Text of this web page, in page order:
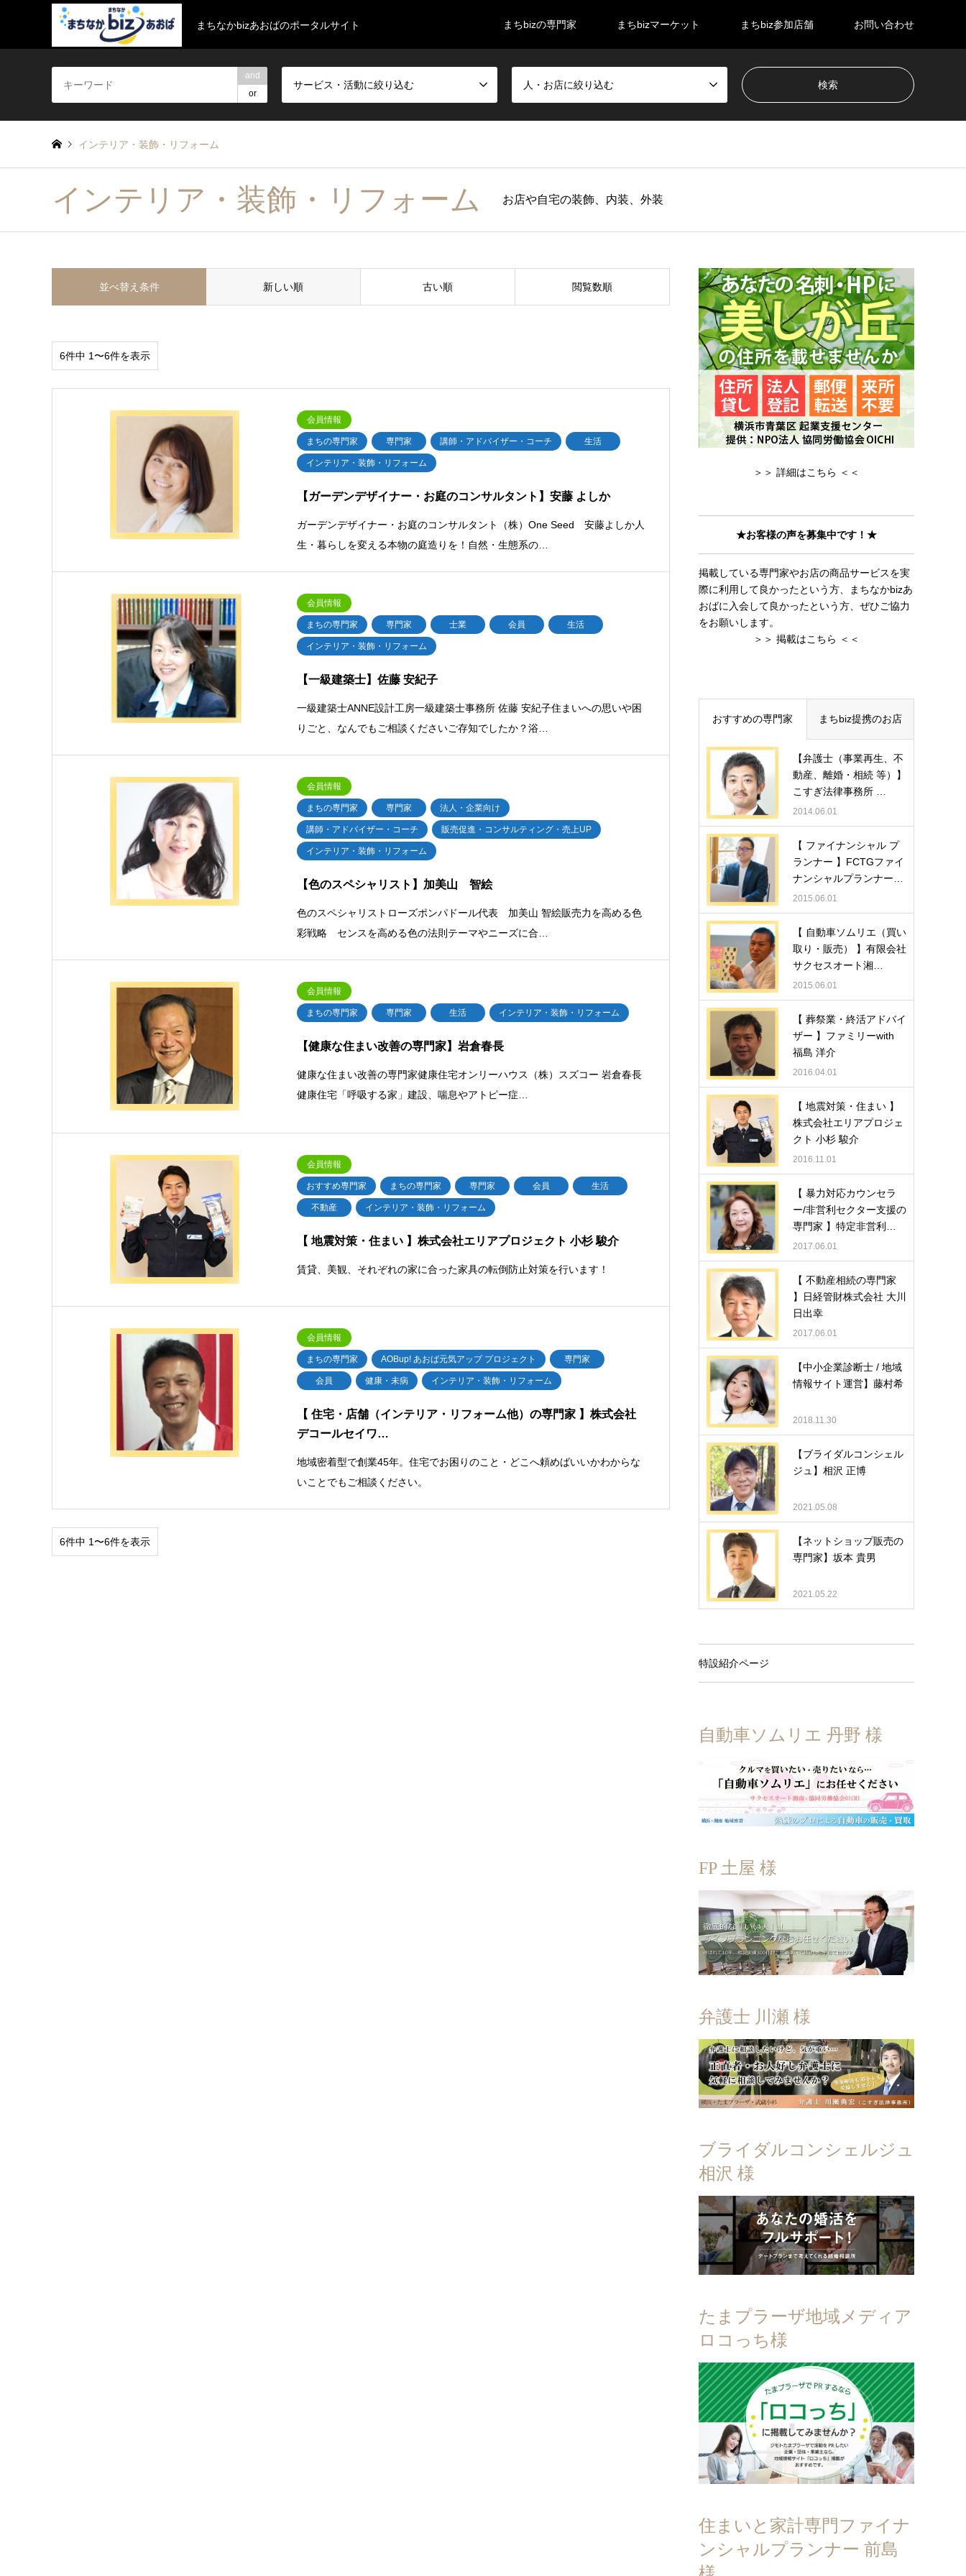
まちなかbizあおばのポータルサイト まちbizの専門家 まちbizマーケット まちbiz参加店舗 お問い合わせ
and
or
サービス・活動に絞り込む 人・お店に絞り込む
インテリア・装飾・リフォーム
インテリア・装飾・リフォーム お店や自宅の装飾、内装、外装
並べ替え条件 新しい順 古い順 閲覧数順
6件中 1〜6件を表示
会員情報
まちの専門家 専門家 講師・アドバイザー・コーチ 生活
インテリア・装飾・リフォーム
【ガーデンデザイナー・お庭のコンサルタント】安藤 よしか
ガーデンデザイナー・お庭のコンサルタント（株）One Seed 安藤よしか人
生・暮らしを変える本物の庭造りを！自然・生態系の…
会員情報
まちの専門家 専門家 士業 会員 生活
インテリア・装飾・リフォーム
【一級建築士】佐藤 安紀子
一級建築士ANNE設計工房一級建築士事務所 佐藤 安紀子住まいへの思いや困
りごと、なんでもご相談くださいご存知でしたか？浴…
会員情報
まちの専門家 専門家 法人・企業向け
講師・アドバイザー・コーチ 販売促進・コンサルティング・売上UP
インテリア・装飾・リフォーム
【色のスペシャリスト】加美山 智絵
色のスペシャリストローズポンパドール代表 加美山 智絵販売力を高める色
彩戦略 センスを高める色の法則テーマやニーズに合…
会員情報
まちの専門家 専門家 生活 インテリア・装飾・リフォーム
【健康な住まい改善の専門家】岩倉春長
健康な住まい改善の専門家健康住宅オンリーハウス（株）スズコー 岩倉春長
健康住宅「呼吸する家」建設、喘息やアトピー症…
会員情報
おすすめ専門家 まちの専門家 専門家 会員 生活
不動産 インテリア・装飾・リフォーム
【 地震対策・住まい 】株式会社エリアプロジェクト 小杉 駿介
賃貸、美観、それぞれの家に合った家具の転倒防止対策を行います！
会員情報
まちの専門家 AOBup! あおば元気アップ プロジェクト 専門家
会員 健康・未病 インテリア・装飾・リフォーム
【 住宅・店舗（インテリア・リフォーム他）の専門家 】株式会社
デコールセイワ…
地域密着型で創業45年。住宅でお困りのこと・どこへ頼めばいいかわからな
いことでもご相談ください。
6件中 1〜6件を表示
＞＞ 詳細はこちら ＜＜
★お客様の声を募集中です！★
掲載している専門家やお店の商品サービスを実
際に利用して良かったという方、まちなかbizあ
おばに入会して良かったという方、ぜひご協力
をお願いします。
＞＞ 掲載はこちら ＜＜
おすすめの専門家 まちbiz提携のお店
【弁護士（事業再生、不
動産、離婚・相続 等）】
こすぎ法律事務所 …
2014.06.01
【 ファイナンシャル プ
ランナー 】FCTGファイ
ナンシャルプランナー…
2015.06.01
【 自動車ソムリエ（買い
取り・販売） 】有限会社
サクセスオート湘…
2015.06.01
【 葬祭業・終活アドバイ
ザー 】ファミリーwith
福島 洋介
2016.04.01
【 地震対策・住まい 】
株式会社エリアプロジェ
クト 小杉 駿介
2016.11.01
【 暴力対応カウンセラ
ー/非営利セクター支援の
専門家 】特定非営利…
2017.06.01
【 不動産相続の専門家
】日経管財株式会社 大川
日出幸
2017.06.01
【中小企業診断士 / 地域
情報サイト運営】藤村希
2018.11.30
【ブライダルコンシェル
ジュ】相沢 正博
2021.05.08
【ネットショップ販売の
専門家】坂本 貴男
2021.05.22
特設紹介ページ
自動車ソムリエ 丹野 様
FP 土屋 様
弁護士 川瀬 様
ブライダルコンシェルジュ
相沢 様
たまプラーザ地域メディア
ロコっち様
住まいと家計専門ファイナ
ンシャルプランナー 前島